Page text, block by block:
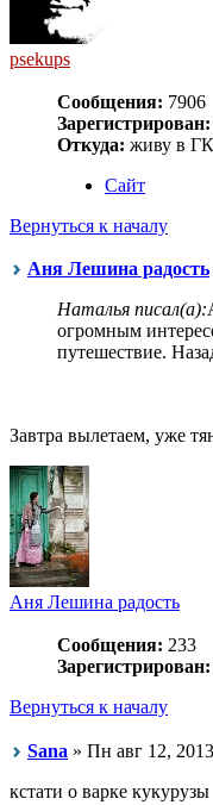
psekups
Сообщения: 7906
Зарегистрирован:
Откуда: живу в
Сайт
Вернуться к началу
Аня Лешина радость
Наталья писал(а):
огромным
путешествие.
Завтра вылетаем, уже
Аня Лешина радость
Сообщения: 233
Зарегистрирован:
Вернуться к началу
Sana » Пн авг 12,
кстати о варке кукурузы